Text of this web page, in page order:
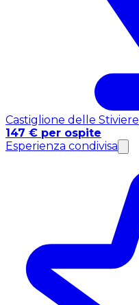
Castiglione delle Stiviere
147 € per ospite
Esperienza condivisa